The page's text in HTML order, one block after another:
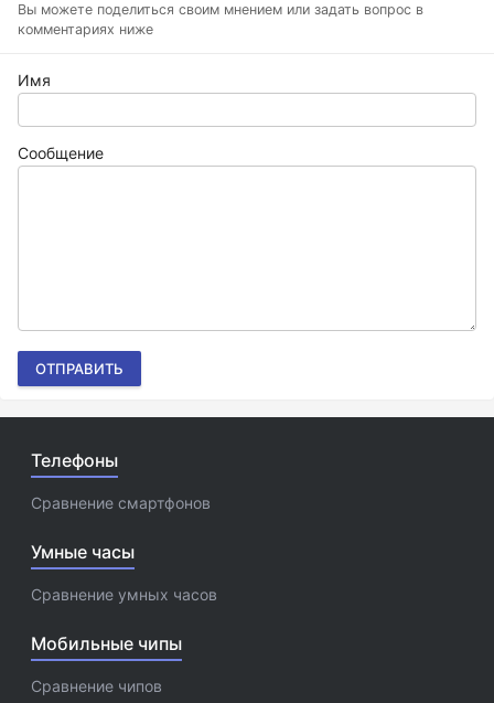
Вы можете поделиться своим мнением или задать вопрос в
комментариях ниже
Имя
Сообщение
ОТПРАВИТЬ
Телефоны
Сравнение смартфонов
Умные часы
Сравнение умных часов
Мобильные чипы
Сравнение чипов